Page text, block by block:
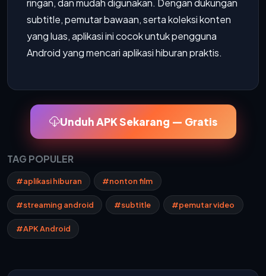
ringan, dan mudah digunakan. Dengan dukungan
subtitle, pemutar bawaan, serta koleksi konten
yang luas, aplikasi ini cocok untuk pengguna
Android yang mencari aplikasi hiburan praktis.
Unduh APK Sekarang — Gratis
TAG POPULER
#aplikasi hiburan #nonton film
#streaming android #subtitle #pemutar video
#APK Android